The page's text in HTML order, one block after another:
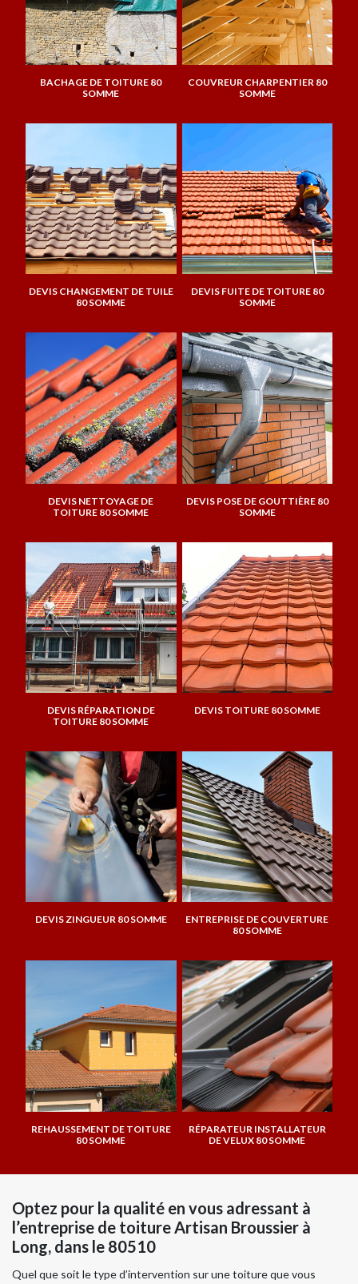
BACHAGE DE TOITURE 80
SOMME
COUVREUR CHARPENTIER 80
SOMME
DEVIS CHANGEMENT DE TUILE
80 SOMME
DEVIS FUITE DE TOITURE 80
SOMME
DEVIS NETTOYAGE DE
TOITURE 80 SOMME
DEVIS POSE DE GOUTTIÈRE 80
SOMME
DEVIS RÉPARATION DE
TOITURE 80 SOMME
DEVIS TOITURE 80 SOMME
DEVIS ZINGUEUR 80 SOMME
ENTREPRISE DE COUVERTURE
80 SOMME
REHAUSSEMENT DE TOITURE
80 SOMME
RÉPARATEUR INSTALLATEUR
DE VELUX 80 SOMME
Optez pour la qualité en vous adressant à
l’entreprise de toiture Artisan Broussier à
Long, dans le 80510
Quel que soit le type d’intervention sur une toiture que vous